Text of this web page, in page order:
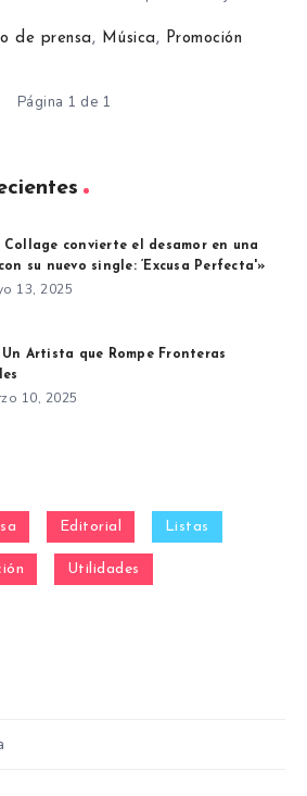
de prensa, Música, Promoción
Página 1 de 1
Collage convierte el desamor en una
su nuevo single: ‘Excusa Perfecta'»
13, 2025
Un Artista que Rompe Fronteras
10, 2025
Editorial Listas
Utilidades